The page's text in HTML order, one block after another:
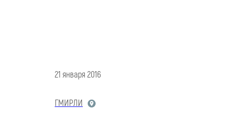
21 января 2016
ГМИРЛИ